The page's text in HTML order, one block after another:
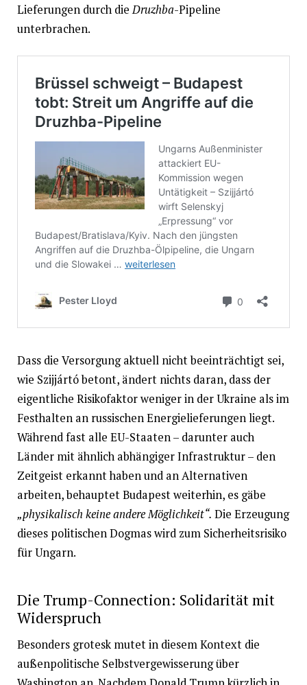
Lieferungen durch dieDruzhba-Pipeline
unterbrachen.
Dass die Versorgung aktuell nicht beeinträchtigt sei,
wie Szijjártó betont, ändert nichts daran, dass der
eigentliche Risikofaktor weniger in der Ukraine als im
Festhalten an russischen Energielieferungen liegt.
Während fast alle EU-Staaten – darunter auch
Länder mit ähnlich abhängiger Infrastruktur – den
Zeitgeist erkannt haben und an Alternativen
arbeiten, behauptet Budapest weiterhin, es gäbe
„physikalisch keine andere Möglichkeit“. Die Erzeugung
dieses politischen Dogmas wird zum Sicherheitsrisiko
für Ungarn.
Die Trump-Connection: Solidarität mit
Widerspruch
Besonders grotesk mutet in diesem Kontext die
außenpolitische Selbstvergewisserung über